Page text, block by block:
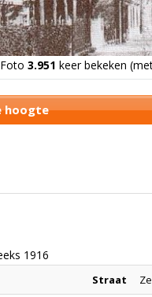
Foto 3.951 keer bekeken
hoogte
1916
Straat